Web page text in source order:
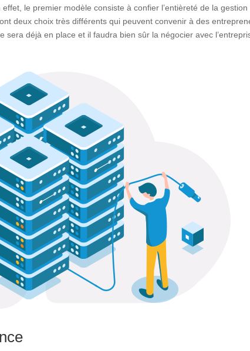
le premier modèle consiste à confier l’entièreté de la
deux choix très différents qui peuvent convenir à des
sera déjà en place et il faudra bien sûr la négocier avec